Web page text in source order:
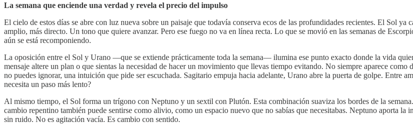
La semana que enciende una verdad y revela el precio del impulso
El cielo de estos días se abre con luz nueva sobre un paisaje que todavía conserva ecos de las profundidades recientes. El Sol
amplio, más directo. Un tono que quiere avanzar. Pero ese fuego no va en línea recta. Lo que se movió en las semanas de
aún se está recomponiendo.
La oposición entre el Sol y Urano —que se extiende prácticamente toda la semana— ilumina ese punto exacto donde la vida
mensaje altere un plan o que sientas la necesidad de hacer un movimiento que llevas tiempo evitando. No siempre aparece
no puedes ignorar, una intuición que pide ser escuchada. Sagitario empuja hacia adelante, Urano abre la puerta de golpe. Entre
necesita un paso más lento?
Al mismo tiempo, el Sol forma un trígono con Neptuno y un sextil con Plutón. Esta combinación suaviza los bordes de la
cambio repentino también puede sentirse como alivio, como un espacio nuevo que no sabías que necesitabas. Neptuno aporta
sin ruido. No es agitación vacía. Es cambio con sentido.